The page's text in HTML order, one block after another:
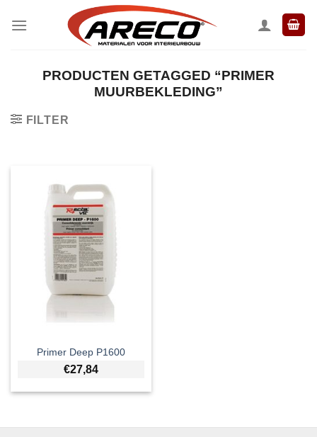
naar
PRODUCTEN GETAGGED “PRIMER
MUURBEKLEDING”
FILTER
Primer Deep P1600
€27,84